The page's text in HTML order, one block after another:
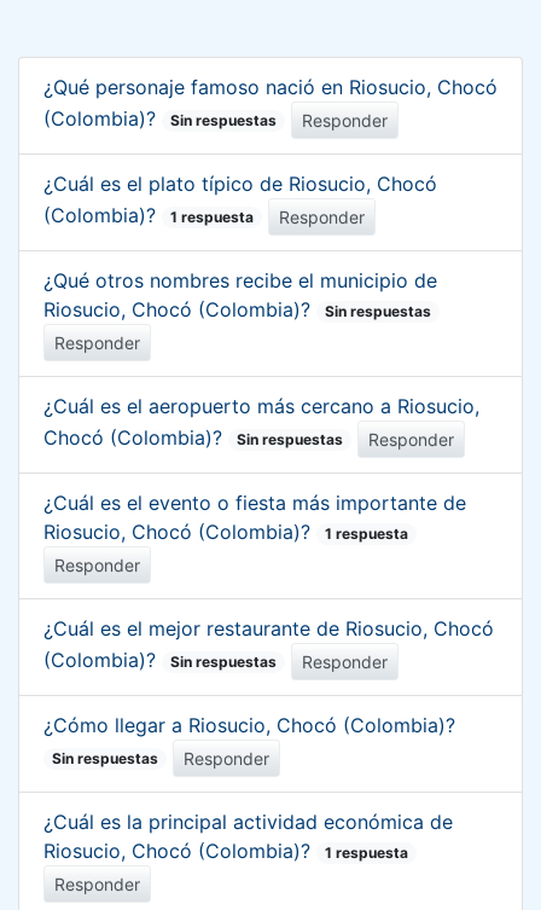
¿Qué personaje famoso nació en Riosucio, Chocó
(Colombia)?
Sin respuestas Responder
¿Cuál es el plato típico de Riosucio, Chocó
(Colombia)?
1 respuesta Responder
¿Qué otros nombres recibe el municipio de
Riosucio, Chocó (Colombia)?
Sin respuestas
Responder
¿Cuál es el aeropuerto más cercano a Riosucio,
Chocó (Colombia)?
Sin respuestas Responder
¿Cuál es el evento o fiesta más importante de
Riosucio, Chocó (Colombia)?
1 respuesta
Responder
¿Cuál es el mejor restaurante de Riosucio, Chocó
(Colombia)?
Sin respuestas Responder
¿Cómo llegar a Riosucio, Chocó (Colombia)?
Sin respuestas Responder
¿Cuál es la principal actividad económica de
Riosucio, Chocó (Colombia)?
1 respuesta
Responder